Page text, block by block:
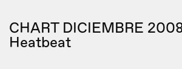
CHART DICIEMBRE
Heatbeat